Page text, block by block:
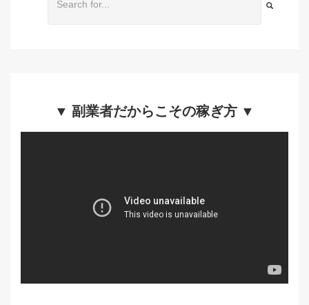
▼ 副業者だからこその稼ぎ方 ▼